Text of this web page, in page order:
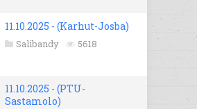
11.10.2025 - (Karhut-Josba)
Salibandy 5618
11.10.2025 - (PTU-
Sastamolo)